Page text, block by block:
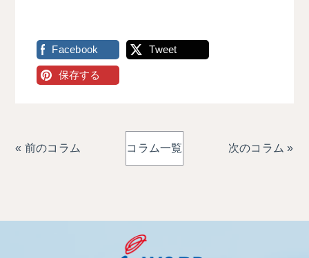
Facebook Tweet
保存する
« 前のコラム コラム一覧 次のコラム »